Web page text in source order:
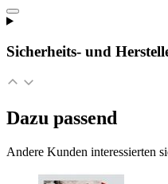
Sicherheits- und
Dazu passend
Andere Kunden interessierten